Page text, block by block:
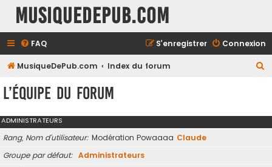
MusiqueDePub.com
FAQ Connexion
S’enregistrer
MusiqueDePub.com Index du forum
e
L’équipe du forum
ADMINISTRATEURS
Rang, Nom d’utilisateur Modération Powaaaa Claude
Groupe par défaut
Administrateurs